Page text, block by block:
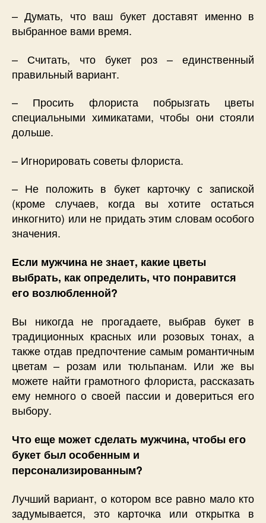
– Думать, что ваш букет доставят именно в
выбранное вами время.
– Считать, что букет роз – единственный
правильный вариант.
– Просить флориста побрызгать цветы
специальными химикатами, чтобы они стояли
дольше.
– Игнорировать советы флориста.
– Не положить в букет карточку с запиской
(кроме случаев, когда вы хотите остаться
инкогнито) или не придать этим словам особого
значения.
Если мужчина не знает, какие цветы
выбрать, как определить, что понравится
его возлюбленной?
Вы никогда не прогадаете, выбрав букет в
традиционных красных или розовых тонах, а
также отдав предпочтение самым романтичным
цветам – розам или тюльпанам. Или же вы
можете найти грамотного флориста, рассказать
ему немного о своей пассии и довериться его
выбору.
Что еще может сделать мужчина, чтобы его
букет был особенным и
персонализированным?
Лучший вариант, о котором все равно мало кто
задумывается, это карточка или открытка в